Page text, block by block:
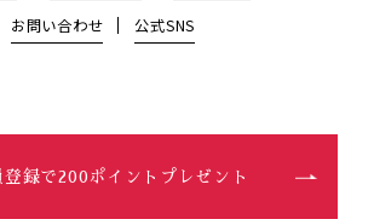
お問い合わせ 公式SNS
登録で200ポイントプレゼント